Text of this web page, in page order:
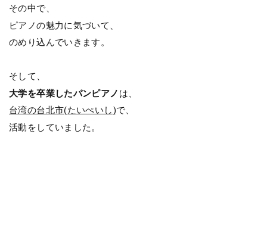
その中で、
ピアノの魅力に気づいて、
のめり込んでいきます。
そして、
大学を卒業したパンピアノ は、
台湾の台北市(たいぺいし)で、
活動をしていました。